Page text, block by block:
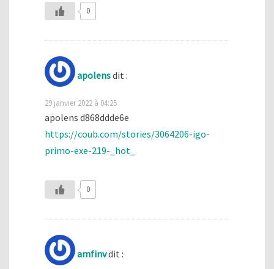
0
apolensdit :
29 janvier 2022 à 04:25
apolens d868ddde6e
https://coub.com/stories/3064206-igo-
primo-exe-219-_hot_
0
amfinvdit :